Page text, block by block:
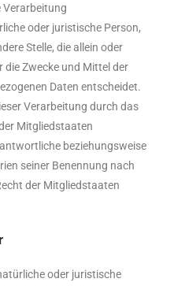
oder juristische Person,
Stelle, die allein oder
die Zwecke und Mittel der
Daten entscheidet.
Verarbeitung durch das
Mitgliedstaaten
beziehungsweise
seiner Benennung nach
der Mitgliedstaaten
oder juristische